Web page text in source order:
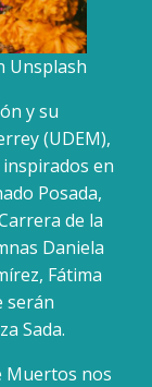
Unsplash
y su
(UDEM),
en
Posada,
de la
Daniela
Fátima
serán
Sada.
Muertos nos